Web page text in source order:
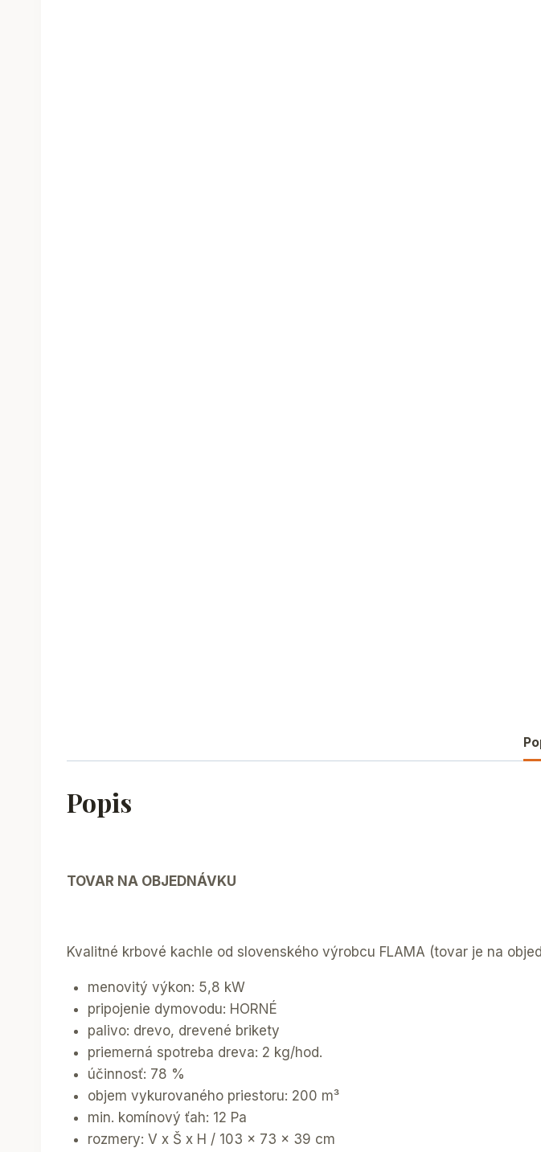
Popis
TOVAR NA OBJEDNÁVKU
Kvalitné krbové kachle od slovenského výrobcu FLAMA (tovar je na
menovitý výkon: 5,8 kW
pripojenie dymovodu: HORNÉ
palivo: drevo, drevené brikety
priemerná spotreba dreva: 2 kg/hod.
účinnosť: 78 %
objem vykurovaného priestoru: 200 m³
min. komínový ťah: 12 Pa
rozmery: V x Š x H / 103 x 73 x 39 cm